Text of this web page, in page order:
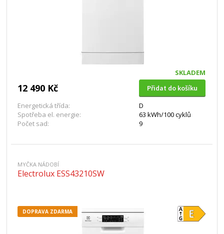
SKLADEM
12 490 Kč
Přidat do košíku
Energetická třída:
D
Spotřeba el. energie:
63 kWh/100 cyklů
Počet sad:
9
MYČKA NÁDOBÍ
Electrolux ESS43210SW
DOPRAVA ZDARMA